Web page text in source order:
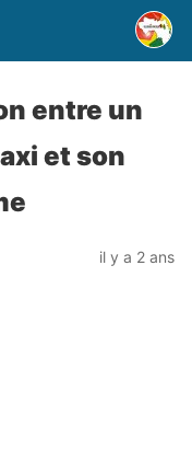
entre un
et son
il y a 2 ans